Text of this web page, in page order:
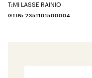
T:MI LASSE RAINIO
GTIN: 2351101500004